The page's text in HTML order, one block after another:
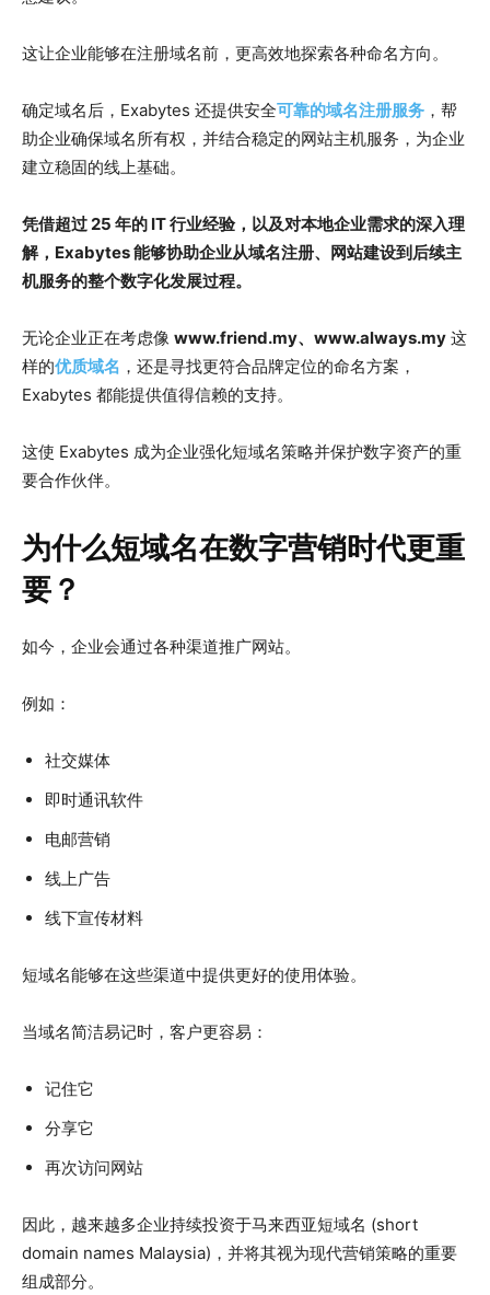
这让企业能够在注册域名前，更高效地探索各种命名方向。
确定域名后，Exabytes 还提供安全可靠的域名注册服务 ，帮
助企业确保域名所有权，并结合稳定的网站主机服务，为企业
建立稳固的线上基础。
凭借超过 25 年的 IT 行业经验，以及对本地企业需求的深入理
解，Exabytes 能够协助企业从域名注册、网站建设到后续主
机服务的整个数字化发展过程。
无论企业正在考虑像 www.friend.my、www.always.my 这
样的优质域名 ，还是寻找更符合品牌定位的命名方案，
Exabytes 都能提供值得信赖的支持。
这使 Exabytes 成为企业强化短域名策略并保护数字资产的重
要合作伙伴。
为什么短域名在数字营销时代更重
要？
如今，企业会通过各种渠道推广网站。
例如：
社交媒体
即时通讯软件
电邮营销
线上广告
线下宣传材料
短域名能够在这些渠道中提供更好的使用体验。
当域名简洁易记时，客户更容易：
记住它
分享它
再次访问网站
因此，越来越多企业持续投资于马来西亚短域名 (short
domain names Malaysia)，并将其视为现代营销策略的重要
组成部分。